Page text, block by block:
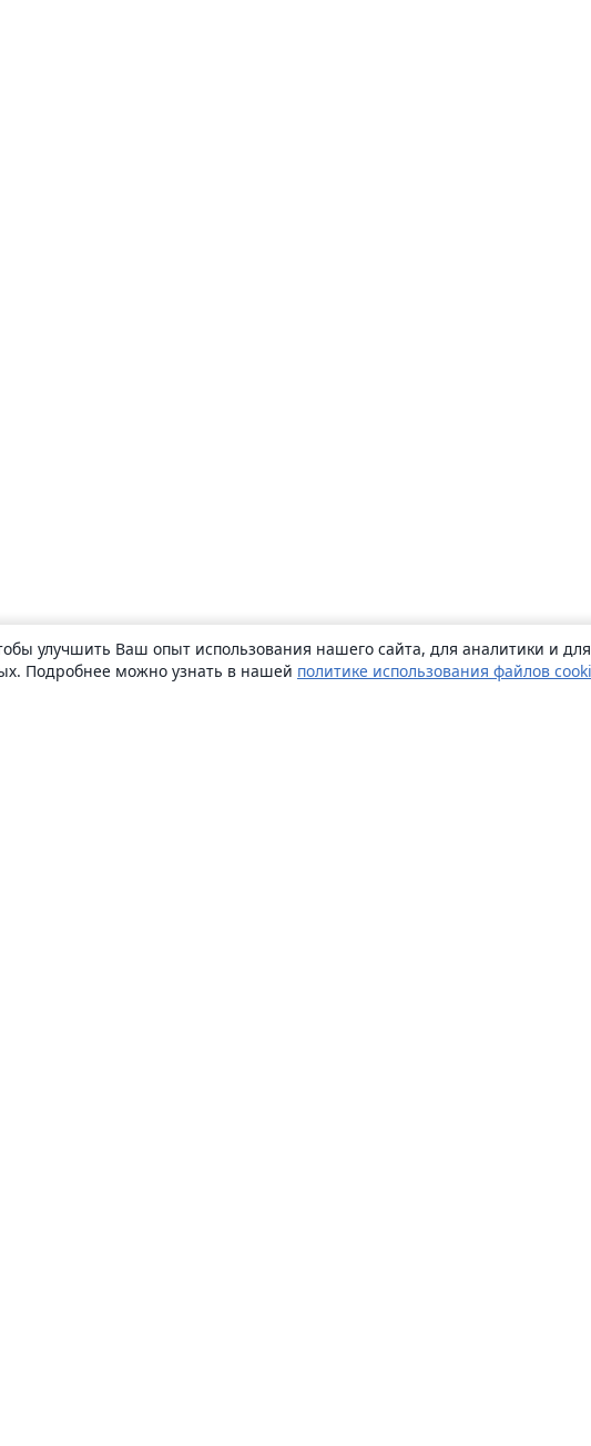
улучшить Ваш опыт использования нашего сайта, для аналитики и
Подробнее можно узнать в нашей политике использования файлов